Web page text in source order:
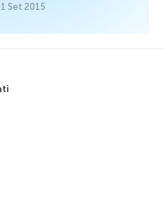
1 Set 2015